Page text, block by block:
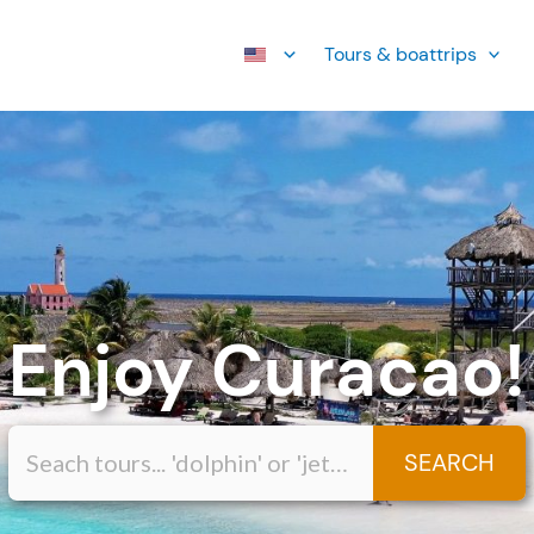
Tours & boattrips
Enjoy Curacao!